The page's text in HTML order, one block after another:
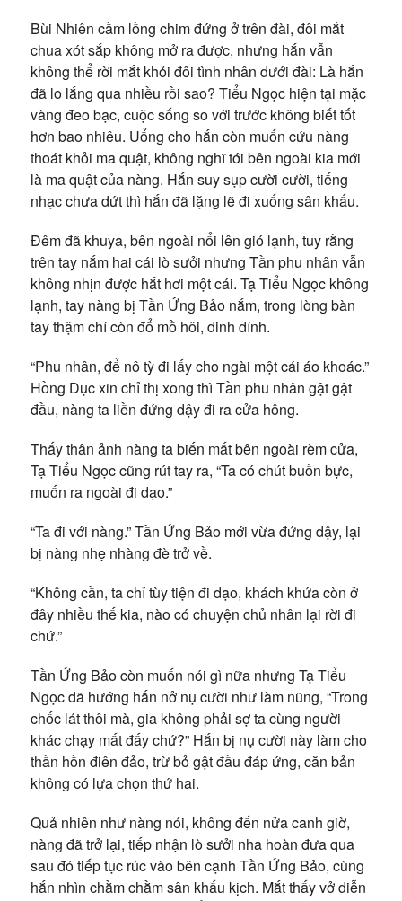
Bùi Nhiên cầm lồng chim đứng ở trên đài, đôi mắt
chua xót sắp không mở ra được, nhưng hắn vẫn
không thể rời mắt khỏi đôi tình nhân dưới đài: Là hắn
đã lo lắng qua nhiều rồi sao? Tiểu Ngọc hiện tại mặc
vàng đeo bạc, cuộc sống so với trước không biết tốt
hơn bao nhiêu. Uổng cho hắn còn muốn cứu nàng
thoát khỏi ma quật, không nghĩ tới bên ngoài kia mới
là ma quật của nàng. Hắn suy sụp cười cười, tiếng
nhạc chưa dứt thì hắn đã lặng lẽ đi xuống sân khấu.
Đêm đã khuya, bên ngoài nổi lên gió lạnh, tuy rằng
trên tay nắm hai cái lò sưởi nhưng Tần phu nhân vẫn
không nhịn được hắt hơi một cái. Tạ Tiểu Ngọc không
lạnh, tay nàng bị Tần Ứng Bảo nắm, trong lòng bàn
tay thậm chí còn đổ mồ hôi, dinh dính.
“Phu nhân, để nô tỳ đi lấy cho ngài một cái áo khoác.”
Hồng Dục xin chỉ thị xong thì Tần phu nhân gật gật
đầu, nàng ta liền đứng dậy đi ra cửa hông.
Thấy thân ảnh nàng ta biến mất bên ngoài rèm cửa,
Tạ Tiểu Ngọc cũng rút tay ra, “Ta có chút buồn bực,
muốn ra ngoài đi dạo.”
“Ta đi với nàng.” Tần Ứng Bảo mới vừa đứng dậy, lại
bị nàng nhẹ nhàng đè trở về.
“Không cần, ta chỉ tùy tiện đi dạo, khách khứa còn ở
đây nhiều thế kia, nào có chuyện chủ nhân lại rời đi
chứ.”
Tần Ứng Bảo còn muốn nói gì nữa nhưng Tạ Tiểu
Ngọc đã hướng hắn nở nụ cười như làm nũng, “Trong
chốc lát thôi mà, gia không phải sợ ta cùng người
khác chạy mất đấy chứ?” Hắn bị nụ cười này làm cho
thần hồn điên đảo, trừ bỏ gật đầu đáp ứng, căn bản
không có lựa chọn thứ hai.
Quả nhiên như nàng nói, không đến nửa canh giờ,
nàng đã trở lại, tiếp nhận lò sưởi nha hoàn đưa qua
sau đó tiếp tục rúc vào bên cạnh Tần Ứng Bảo, cùng
hắn nhìn chằm chằm sân khấu kịch. Mắt thấy vở diễn